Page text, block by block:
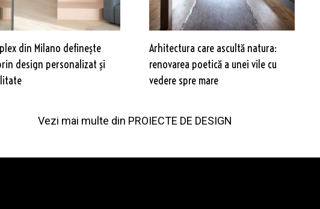
din Milano definește
design personalizat și
Arhitectura care ascultă natura:
renovarea poetică a unei vile cu
vedere spre mare
Vezi mai multe din PROIECTE DE DESIGN